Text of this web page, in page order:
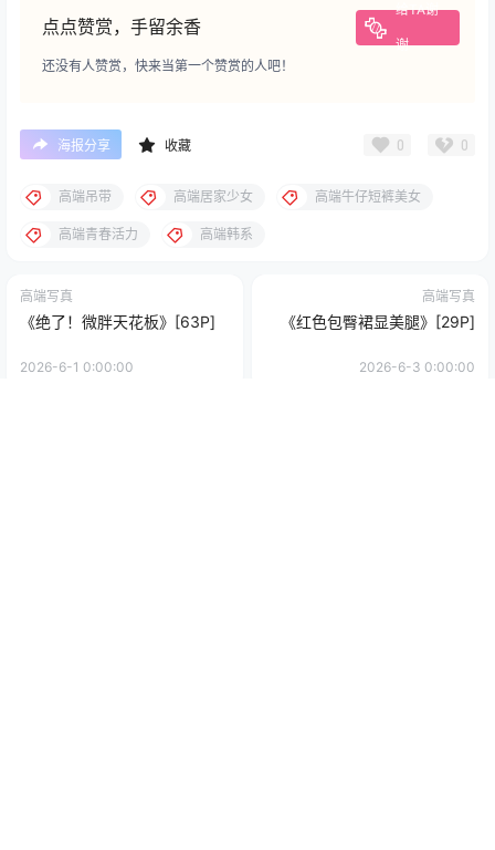
点点赞赏，手留余香
给TA谢
谢
还没有人赞赏，快来当第一个赞赏的人吧！
海报分享 收藏 0 0
高端吊带 高端居家少女 高端牛仔短裤美女
高端青春活力 高端韩系
高端写真
《绝了！微胖天花板》[63P]
2026-6-1 0:00:00
高端写真
《红色包臀裙显美腿》[29P]
2026-6-3 0:00:00